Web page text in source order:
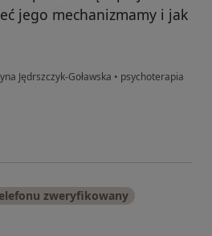
jego mechanizmamy i jak
Jędrszczyk-Goławska • psychoterapia
zweryfikowany